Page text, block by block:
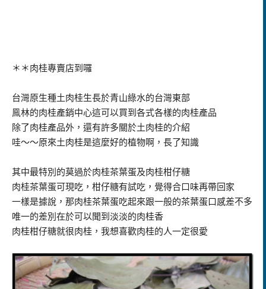
＊＊肉桂專賣店到囉
台灣原生種土肉桂生長於青山綠水的台灣東部
鳯林的肉桂產銷中心這可以買到各式各樣的肉桂產品
除了肉桂產品外，還有許多關於土肉桂的介紹
哇～～原來土肉桂是這麼好的植物啊，長了知識
其中最特別的莫過於肉桂茶葉蛋及肉桂柑仔糖
肉桂茶葉蛋可現吃，柑仔糖有試吃，覺得合口味再帶回家
一樣是據說，那肉桂茶葉蛋吃起來跟一般的茶葉蛋口感差不多
唯一的差別在於可以聞到淡淡的肉桂香
肉桂柑仔糖就很肉桂，我想喜歡肉桂的人一定很愛